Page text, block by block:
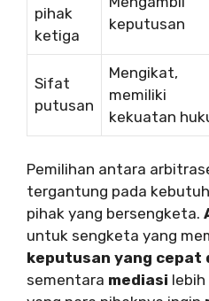
pihak
ketiga
keputusan
Sifat
putusan
Mengikat,
memiliki
kekuatan
Pemilihan antara
tergantung pada
pihak yang bersengketa.
untuk sengketa yang
keputusan yang cepat
sementara mediasi